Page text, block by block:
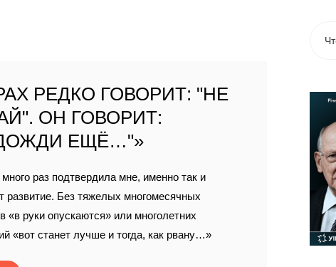
РЕДКО ГОВОРИТ: "НЕ
ОН ГОВОРИТ:
ЕЩЁ…"»
раз подтвердила мне, именно так и
развитие. Без тяжелых многомесячных
«в руки опускаются» или многолетних
«вот станет лучше и тогда, как рвану…»